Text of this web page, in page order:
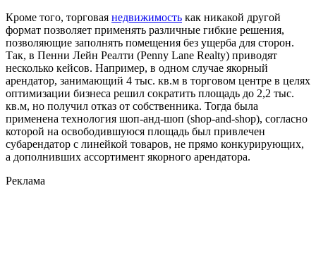
Кроме того, торговая недвижимость как никакой другой
формат позволяет применять различные гибкие решения,
позволяющие заполнять помещения без ущерба для сторон.
Так, в Пенни Лейн Реалти (Penny Lane Realty) приводят
несколько кейсов. Например, в одном случае якорный
арендатор, занимающий 4 тыс. кв.м в торговом центре в целях
оптимизации бизнеса решил сократить площадь до 2,2 тыс.
кв.м, но получил отказ от собственника. Тогда была
применена технология шоп-анд-шоп (shop-and-shop), согласно
которой на освободившуюся площадь был привлечен
субарендатор с линейкой товаров, не прямо конкурирующих,
а дополнивших ассортимент якорного арендатора.
Реклама